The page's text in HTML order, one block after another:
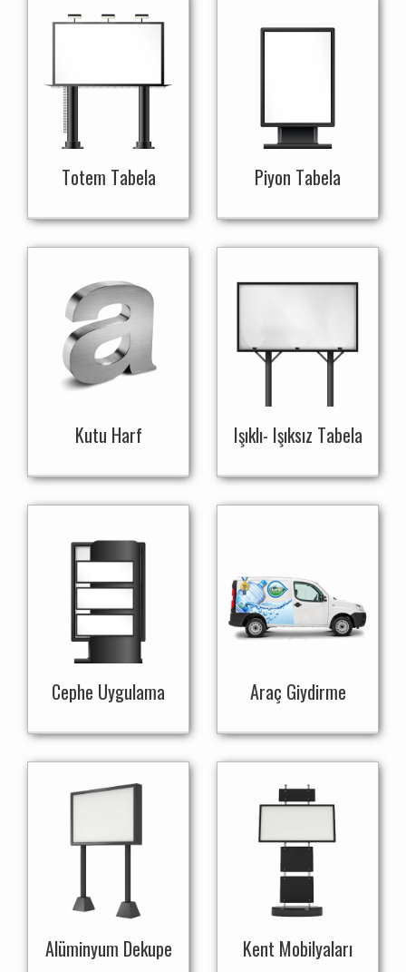
Totem Tabela Piyon Tabela
Kutu Harf Işıklı- Işıksız Tabela
Cephe Uygulama Araç Giydirme
Alüminyum Dekupe Kent Mobilyaları